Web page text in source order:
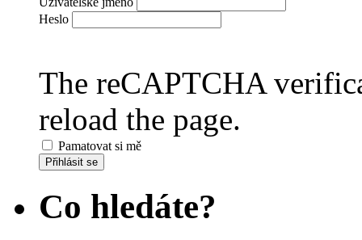
Heslo
The reCAPTCHA
reload the page.
Pamatovat si mě
Přihlásit se
Co hledáte?